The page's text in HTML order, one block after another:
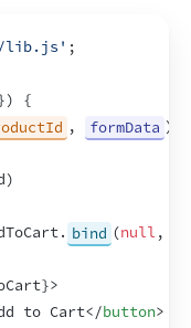
;
)
{
, formData )
)
. bind (null,
}>
to Cart</button>